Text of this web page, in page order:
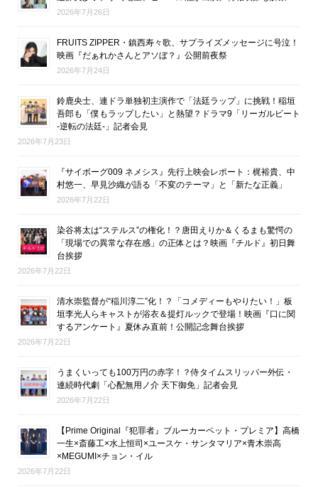
2026年7月26日
FRUITS ZIPPER・鎮西寿々歌、サプライズメッセージに号泣！
映画『だぁれかさんとアソぼ？』公開前夜祭
2026年7月24日
鈴鹿央士、連ドラ単独初主演作で「法廷ラップ」に挑戦！稲垣
吾郎も「僕もラップしたい」と熱望？ドラマ9「リーガルビート
-逆転の法廷-」記者会見
2026年7月23日
『サイボーグ009 ネメシス』先行上映会レポート：梶裕貴、中
村悠一、早見沙織が語る「不変のテーマ」と「新たな正義」
2026年7月22日
染谷将太は“ステルス”の権化！？唐田えりか＆くるまも驚愕の
「現場での異常な存在感」の正体とは？映画『チルド』初日舞
台挨拶
2026年7月22日
清水崇監督が“稲川淳二”化！？「コメディーもやりたい！」板
垣李光人らキャストが浴衣＆提灯ルックで登場！映画『口に関
するアンケート』夏休み直前！公開記念舞台挨拶
2026年7月22日
うまくいっても100万円の赤字！？侍タイムスリッパー外伝・
連続時代劇「心配無用ノ介 天下御免」記者会見
2026年7月22日
【Prime Original『犯罪者』ブルーカーペット・プレミア】高橋
一生×斎藤工×水上恒司×ユースケ・サンタマリア×青木崇高
×MEGUMI×チョン・イル
2026年7月22日